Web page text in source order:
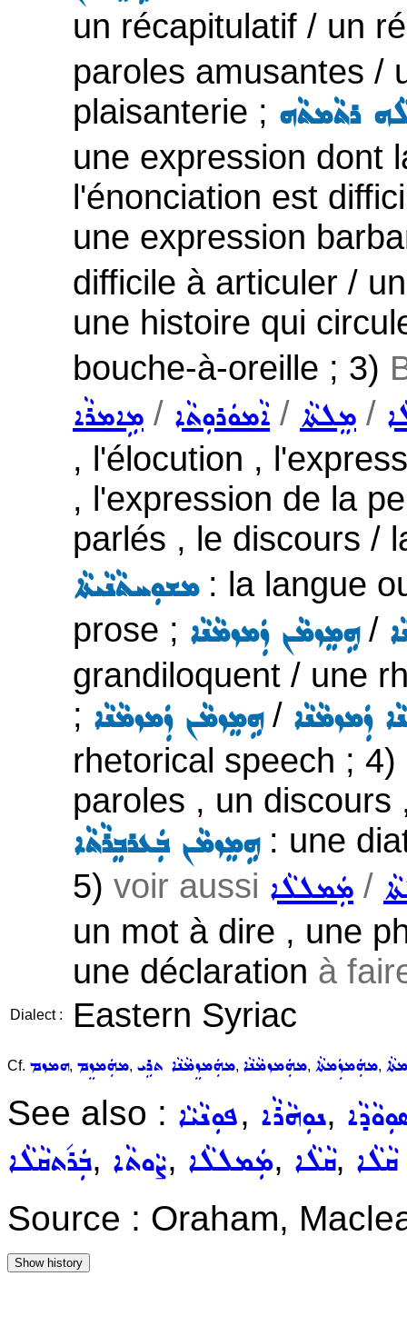
un récapitulatif / un
paroles amusantes /
plaisanterie ; ܪܬܵܡܬܵܗ
une expression dont
l'énonciation est
une expression
difficile à articuler /
une histoire qui
bouche-à-oreille ; 3)
ܡܹܐܡܪܵܐ / ܐܵܡܘܿܪܘܼܬܵܐ / ܡܸܠܬܵܐ /
, l'élocution ,
, l'expression de la
parlés , le discours /
ܡܫܘܼܚܬܵܢܵܝܬܵܐ: la langue
prose ; ܗܹܡܸܙܡܵܢ ܙܲܡܙܡܵܢܵܐ/
grandiloquent / une
; ܗܹܡܸܙܡܵܢ ܙܲܡܙܡܵܢܵܐ/ ܙܲܡܙܡܵܢܵܐ
rhetorical speech ;
paroles , un
ܗܹܡܸܙܡܵܢ ܒܲܥܪܒܸܪܵܬܵܐ: une
5) voir aussi ܡܲܡܠܠܵܐ /
un mot à dire , une
une déclaration à
Dialect : Eastern Syriac
Cf. ܗܡܙܡ, ܡܗܲܡܙܸܡ, ܡܗܲܡܙܸܡܵܢܵܐ ܬܪܹܝ, ܡܗܲܡܙܡܵܢܵܐ, ܡܗܲܡܙܲܡܬܵܐ,
See also : ܦܘܼܢܵܝܵܐ, ܢܘܼܗܵܪܵܐ,
ܒܲܪ݇ܬܩܵܠܵܐ, ܨܵܘܬܵܐ, ܡܲܡܠܠܵܐ, ܩܵܠܵܐ,
Source : Oraham,